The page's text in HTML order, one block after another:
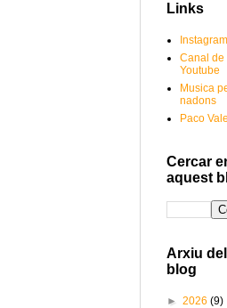
Links
Instagram
Canal de
Youtube
Musica
nadons
Paco
Cercar
aquest
Arxiu del
blog
► 2026 (9)